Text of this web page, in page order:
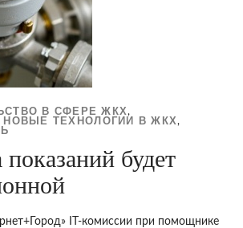
В СФЕРЕ ЖКХ,
НОВЫЕ ТЕХНОЛОГИИ В ЖКХ,
будет
IT-комиссии при помощнике